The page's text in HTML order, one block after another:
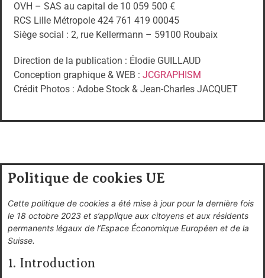
OVH – SAS au capital de 10 059 500 €
RCS Lille Métropole 424 761 419 00045
Siège social : 2, rue Kellermann – 59100 Roubaix
Direction de la publication : Élodie GUILLAUD
Conception graphique & WEB : JCGRAPHISM
Crédit Photos : Adobe Stock & Jean-Charles JACQUET
Politique de cookies UE
Cette politique de cookies a été mise à jour pour la dernière fois
le 18 octobre 2023 et s’applique aux citoyens et aux résidents
permanents légaux de l’Espace Économique Européen et de la
Suisse.
1. Introduction